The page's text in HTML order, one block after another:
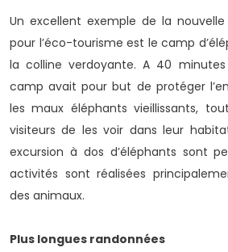
Un excellent exemple de la
pour l’éco-tourisme est le camp
la colline verdoyante. A 40
camp avait pour but de protéger
les maux éléphants vieillissants,
visiteurs de les voir dans leur
excursion à dos d’éléphants sont
activités sont réalisées
des animaux.
Plus longues randonnées